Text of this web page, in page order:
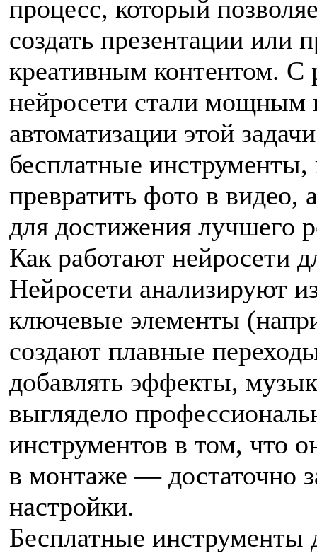
процесс, который
создать презентации или
креативным контентом. С
нейросети стали мощным
автоматизации этой
бесплатные
превратить фото в видео,
для достижения лучшего
Как работают нейросети
Нейросети анализируют
ключевые элементы
создают плавные
добавлять эффекты,
выглядело
инструментов в том, что
в монтаже — достаточно
настройки.
Бесплатные инструменты